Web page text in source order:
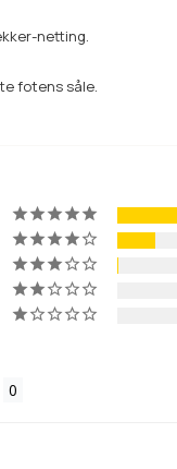
netting.
fotens såle.